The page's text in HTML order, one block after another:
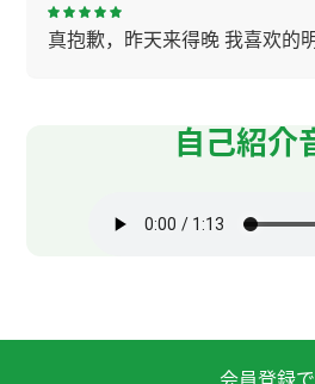
真抱歉，昨天来得晚 我喜欢的
フリートークをお願いしまし
な態度で25分間話すのがつら
老师，谢谢您！ 不好意思，我
话。谢谢您耐心地等我。 我很
自己紹介
会員登録で